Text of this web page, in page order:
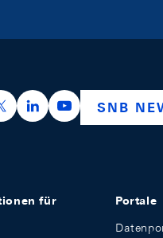
https://x.com/snb_bns
https://https://
SNB
für Portale